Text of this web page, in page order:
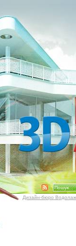
Дизайн-бюро